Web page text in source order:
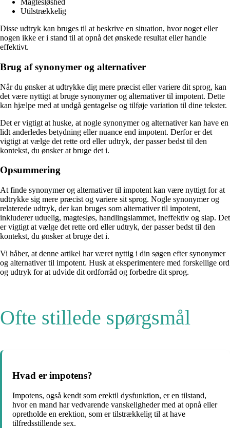
Magtesløshed
Utilstrækkelig
Disse udtryk kan bruges til at beskrive en situation, hvor noget eller
nogen ikke er i stand til at opnå det ønskede resultat eller handle
effektivt.
Brug af synonymer og alternativer
Når du ønsker at udtrykke dig mere præcist eller variere dit sprog, kan
det være nyttigt at bruge synonymer og alternativer til impotent. Dette
kan hjælpe med at undgå gentagelse og tilføje variation til dine tekster.
Det er vigtigt at huske, at nogle synonymer og alternativer kan have en
lidt anderledes betydning eller nuance end impotent. Derfor er det
vigtigt at vælge det rette ord eller udtryk, der passer bedst til den
kontekst, du ønsker at bruge det i.
Opsummering
At finde synonymer og alternativer til impotent kan være nyttigt for at
udtrykke sig mere præcist og variere sit sprog. Nogle synonymer og
relaterede udtryk, der kan bruges som alternativer til impotent,
inkluderer uduelig, magtesløs, handlingslammet, ineffektiv og slap. Det
er vigtigt at vælge det rette ord eller udtryk, der passer bedst til den
kontekst, du ønsker at bruge det i.
Vi håber, at denne artikel har været nyttig i din søgen efter synonymer
og alternativer til impotent. Husk at eksperimentere med forskellige ord
og udtryk for at udvide dit ordforråd og forbedre dit sprog.
Ofte stillede spørgsmål
Hvad er impotens?
Impotens, også kendt som erektil dysfunktion, er en tilstand,
hvor en mand har vedvarende vanskeligheder med at opnå eller
opretholde en erektion, som er tilstrækkelig til at have
tilfredsstillende sex.